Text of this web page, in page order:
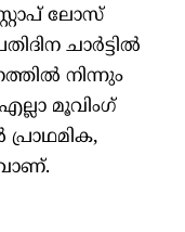
ലോസ്
ചാര്‍ട്ടില്‍
നിന്നും
മൂവിംഗ്